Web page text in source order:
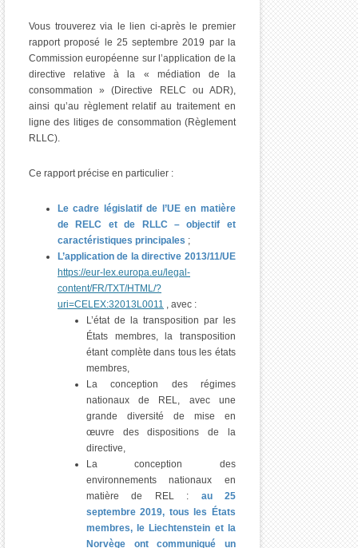
Vous trouverez via le lien ci-après le premier
rapport proposé le 25 septembre 2019 par la
Commission européenne sur l’application de la
directive relative à la « médiation de la
consommation » (Directive RELC ou ADR),
ainsi qu’au règlement relatif au traitement en
ligne des litiges de consommation (Règlement
RLLC).
Ce rapport précise en particulier :
Le cadre législatif de l’UE en matière
de RELC et de RLLC – objectif et
caractéristiques principales ;
L’application de la directive 2013/11/UE
https://eur-lex.europa.eu/legal-
content/FR/TXT/HTML/?
uri=CELEX:32013L0011 , avec :
L’état de la transposition par les
États membres, la transposition
étant complète dans tous les états
membres,
La conception des régimes
nationaux de REL, avec une
grande diversité de mise en
œuvre des dispositions de la
directive,
La conception des
environnements nationaux en
matière de REL : au 25
septembre 2019, tous les États
membres, le Liechtenstein et la
Norvège ont communiqué un